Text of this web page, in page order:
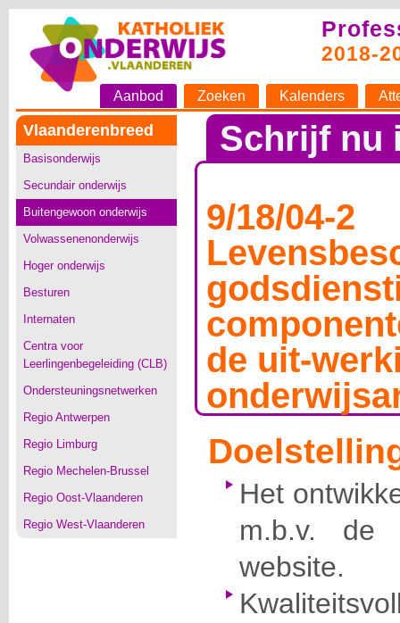
2018-
Aanbod Zoeken Kalenders
Vlaanderenbreed
Basisonderwijs
Secundair onderwijs
Buitengewoon onderwijs
Volwassenenonderwijs
Hoger onderwijs
Besturen
Internaten
Centra voor
Leerlingenbegeleiding (CLB)
Ondersteuningsnetwerken
Regio Antwerpen
Regio Limburg
Regio Mechelen-Brussel
Regio Oost-Vlaanderen
Regio West-Vlaanderen
Schrijf nu
9/18/04-2
de uit-
Het
m.b.v.
website.